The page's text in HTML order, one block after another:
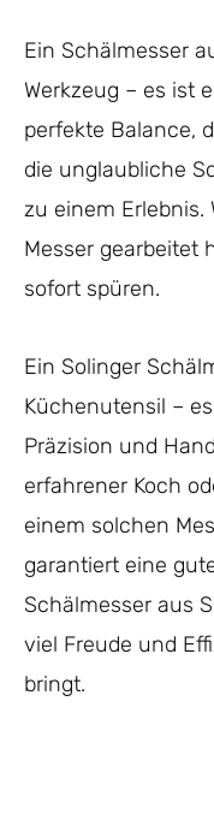
Ein Schälmesser
Werkzeug – es ist
perfekte Balance,
die unglaubliche
zu einem Erlebnis.
Messer gearbeitet
sofort spüren.
Ein Solinger
Küchenutensil –
Präzision und
erfahrener Koch
einem solchen
garantiert eine
Schälmesser aus
viel Freude und
bringt.